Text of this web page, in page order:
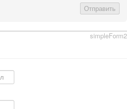
Отправить
simpleForm2